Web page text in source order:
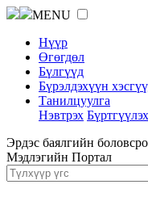
MENU
Нүүр
Өгөгдөл
Бүлгүүд
Бүрэлдэхүүн
Танилцуулга
Нэвтрэх Бүртгүүлэх
Эрдэс баялгийн
Мэдлэгийн Портал